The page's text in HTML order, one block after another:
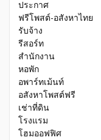
ประกาศ
ฟรีโพสต์-อสังหาไทย
รับจ้าง
รีสอร์ท
สำนักงาน
หอพัก
อพาร์ทเม้นท์
อสังหาโพสต์ฟรี
เช่าที่ดิน
โรงแรม
โฮมออฟฟิศ